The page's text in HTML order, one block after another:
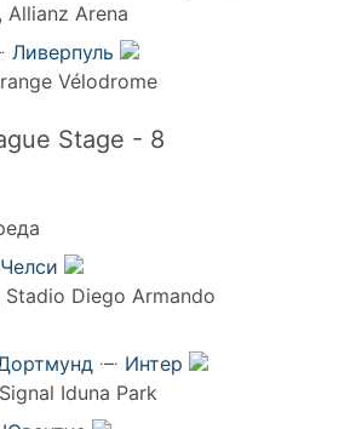
Allianz Arena
Ливерпуль
Vélodrome
Stage - 8
Челси
Stadio Diego Armando
Интер
Iduna Park